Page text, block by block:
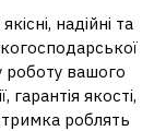
надійні та
роботу вашого
якості,
роблять